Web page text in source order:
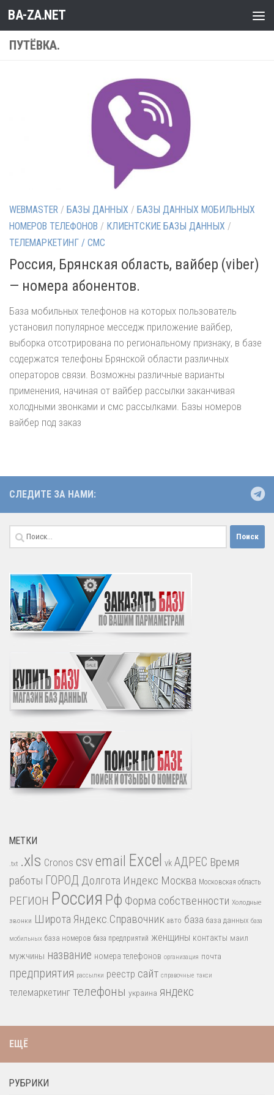
Перейти к содержимому
BA-ZA.NET
ПУТЁВКА.
WEBMASTER / БАЗЫ ДАННЫХ / БАЗЫ ДАННЫХ МОБИЛЬНЫХ
НОМЕРОВ ТЕЛЕФОНОВ / КЛИЕНТСКИЕ БАЗЫ ДАННЫХ /
ТЕЛЕМАРКЕТИНГ / СМС
Россия, Брянская область, вайбер (viber)
— номера абонентов.
База мобильных телефонов на которых пользователь
установил популярное месседж приложение вайбер,
выборка отсотрирована по региональному признаку, в базе
содержатся телефоны Брянской области различных
операторов связи. Возможны различные варианты
применения, начиная от вайбер рассылки заканчивая
холодными звонками и смс рассылками. Базы номеров
вайбер под заказ
СЛЕДИТЕ ЗА НАМИ:
Найти:
МЕТКИ
.txt .xls Cronos csvemail Excel vk АДРЕС Время
работы ГОРОД Долгота Индекс Москва Московская область
РЕГИОН Россия Рф Форма собственности Холодные
звонки Широта Яндекс.Справочник авто база база данных база
мобильных база номеров база предприятий женщины контакты маил
мужчины название номера телефонов организация почта
предприятия рассылки реестр сайт справочные такси
телемаркетинг телефоны украина яндекс
ЕЩЁ
РУБРИКИ